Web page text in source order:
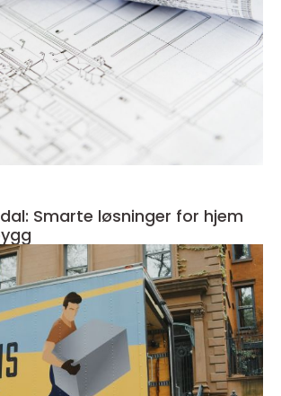
Smarte løsninger for hjem